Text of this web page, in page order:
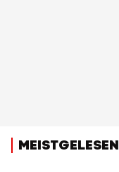
MEISTGELESEN